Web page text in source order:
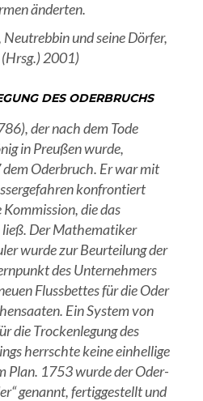
änderten.
und seine Dörfer,
2001)
DES ODERBRUCHS
der nach dem Tode
in Preußen wurde,
Oderbruch. Er war mit
konfrontiert
die das
ließ. Der Mathematiker
wurde zur Beurteilung der
des Unternehmers
Flussbettes für die Oder
Ein System von
die Trockenlegung des
herrschte keine einhellige
Plan. 1753 wurde der Oder-
genannt, fertiggestellt und